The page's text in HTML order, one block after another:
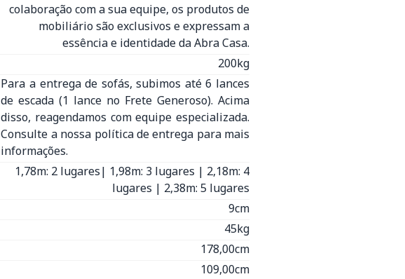
colaboração com a sua equipe, os produtos de
mobiliário são exclusivos e expressam a
essência e identidade da Abra Casa.
200kg
Para a entrega de sofás, subimos até 6 lances
de escada (1 lance no Frete Generoso). Acima
disso, reagendamos com equipe especializada.
Consulte a nossa política de entrega para mais
informações.
1,78m: 2 lugares| 1,98m: 3 lugares | 2,18m: 4
lugares | 2,38m: 5 lugares
9cm
45kg
178,00cm
109,00cm